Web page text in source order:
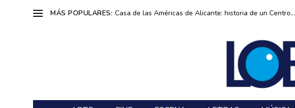
MÁS POPULARES: Casa de las Américas de Alicante: historia de un Centro...